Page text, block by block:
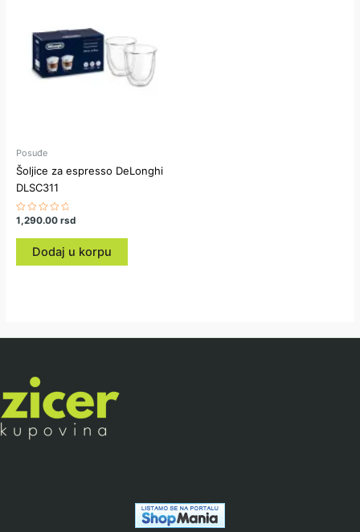
Posuđe
Šoljice za espresso DeLonghi
DLSC311
Ocenjeno
0
1,290.00rsd
Dodaj u korpu